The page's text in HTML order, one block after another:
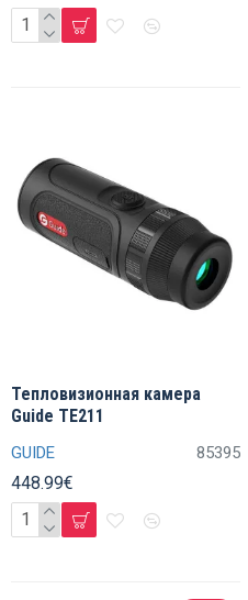
GUIDE 85395
Тепловизионная камера
Guide TE211
448.99€